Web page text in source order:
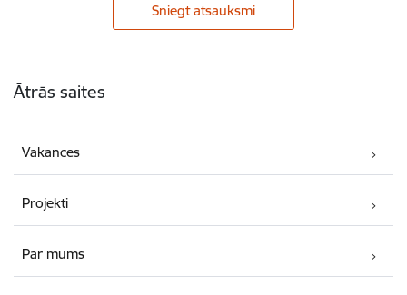
Sniegt atsauksmi
Ātrās saites
Vakances
Projekti
Par mums